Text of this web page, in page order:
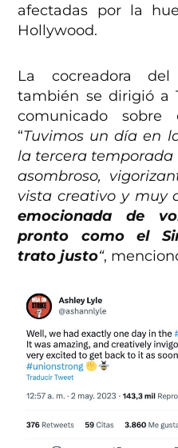
afectadas por la
Hollywood.
La cocreadora
también se dirigió a
comunicado
“Tuvimos un día en
la tercera temporada
asombroso,
vista creativo y muy
emocionada de
pronto como el
trato justo“,